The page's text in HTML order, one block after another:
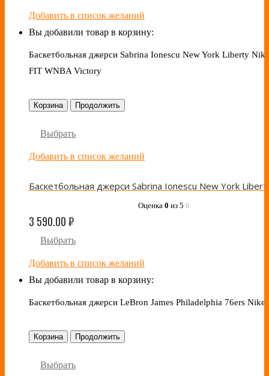
Добавить в список желаний
Вы добавили товар в корзину:
Баскетбольная джерси Sabrina Ionescu New York Liberty
FIT WNBA Victory
Корзина Продолжить
Выбрать
Добавить в список желаний
Оценка 0 из 5 0
3 590.00₽
Выбрать
Добавить в список желаний
Вы добавили товар в корзину:
Баскетбольная джерси LeBron James Philadelphia 76ers Nike
Корзина Продолжить
Выбрать